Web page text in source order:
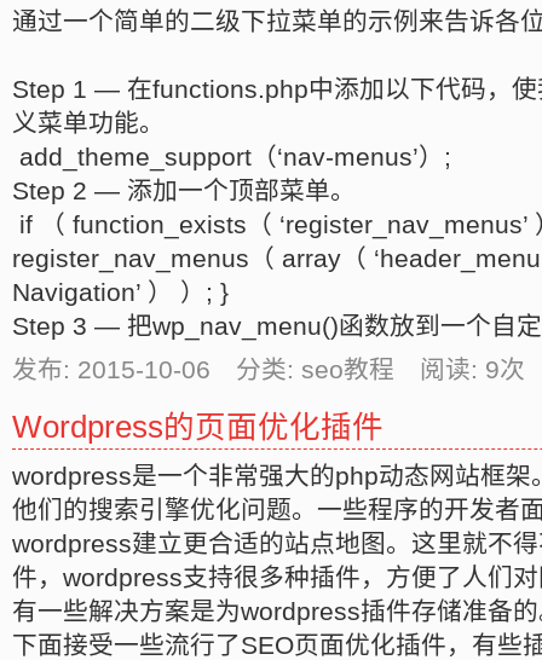
通过一个简单的二级下拉菜单的示例来告诉各
Step 1 — 在functions.php中添加以下代码，
义菜单功能。
add_theme_support（‘nav-menus’）;
Step 2 — 添加一个顶部菜单。
if （ function_exists（ ‘register_nav_menus’
register_nav_menus（ array（
Navigation’ ） ）; }
Step 3 — 把wp_nav_menu()函数放到一个自
发布: 2015-10-06 分类: seo教程 阅读: 9次
Wordpress的页面优化插件
wordpress是一个非常强大的php动态网站框架
他们的搜索引擎优化问题。一些程序的开发者
wordpress建立更合适的站点地图。这里就不
件，wordpress支持很多种插件，方便了人们
有一些解决方案是为wordpress插件存储准备
下面接受一些流行了SEO页面优化插件，有些